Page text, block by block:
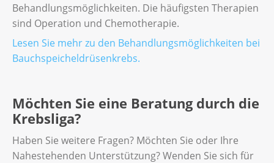
Behandlungsmöglichkeiten. Die häufigsten Therapien
sind Operation und Chemotherapie.
Lesen Sie mehr zu den Behandlungsmöglichkeiten bei
Bauchspeicheldrüsenkrebs.
Möchten Sie eine Beratung durch die
Krebsliga?
Haben Sie weitere Fragen? Möchten Sie oder Ihre
Nahestehenden Unterstützung? Wenden Sie sich für